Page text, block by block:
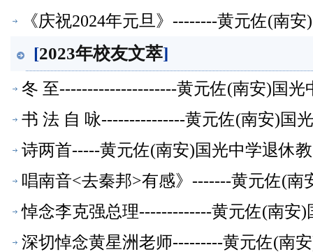
《庆祝2024年元旦》--------黄元佐(南
[2023年校友文萃]
冬 至---------------------黄元佐(南安)国
书 法 自 咏---------------黄元佐(南安)国
诗两首-----黄元佐(南安)国光中学退休
萃】
唱南音<去秦邦>有感》-------黄元佐(
悼念李克强总理-------------黄元佐(南安
深切悼念黄星洲老师---------黄元佐(南